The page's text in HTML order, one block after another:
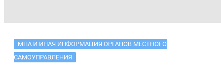
МПА И ИНАЯ ИНФОРМАЦИЯ ОРГАНОВ МЕСТНОГО
САМОУПРАВЛЕНИЯ